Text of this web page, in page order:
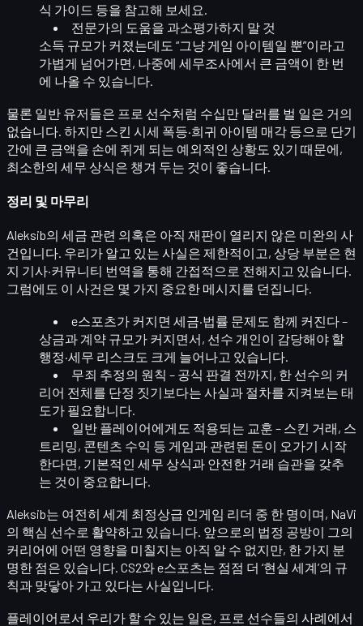
식 가이드 등을 참고해 보세요.
전문가의 도움을 과소평가하지 말 것
소득 규모가 커졌는데도 “그냥 게임 아이템일 뿐”이라고
가볍게 넘어가면, 나중에 세무조사에서 큰 금액이 한 번
에 나올 수 있습니다.
물론 일반 유저들은 프로 선수처럼 수십만 달러를 벌 일은 거의
없습니다. 하지만 스킨 시세 폭등·희귀 아이템 매각 등으로 단기
간에 큰 금액을 손에 쥐게 되는 예외적인 상황도 있기 때문에,
최소한의 세무 상식은 챙겨 두는 것이 좋습니다.
정리 및 마무리
Aleksib의 세금 관련 의혹은 아직 재판이 열리지 않은 미완의 사
건입니다. 우리가 알고 있는 사실은 제한적이고, 상당 부분은 현
지 기사·커뮤니티 번역을 통해 간접적으로 전해지고 있습니다.
그럼에도 이 사건은 몇 가지 중요한 메시지를 던집니다.
e스포츠가 커지면 세금·법률 문제도 함께 커진다–
상금과 계약 규모가 커지면서, 선수 개인이 감당해야 할
행정·세무 리스크도 크게 늘어나고 있습니다.
무죄 추정의 원칙 – 공식 판결 전까지, 한 선수의 커
리어 전체를 단정 짓기보다는 사실과 절차를 지켜보는 태
도가 필요합니다.
일반 플레이어에게도 적용되는 교훈 – 스킨 거래, 스
트리밍, 콘텐츠 수익 등 게임과 관련된 돈이 오가기 시작
한다면, 기본적인 세무 상식과 안전한 거래 습관을 갖추
는 것이 중요합니다.
Aleksib는 여전히 세계 최정상급 인게임 리더 중 한 명이며, NaVi
의 핵심 선수로 활약하고 있습니다. 앞으로의 법정 공방이 그의
커리어에 어떤 영향을 미칠지는 아직 알 수 없지만, 한 가지 분
명한 점은 있습니다. CS2와 e스포츠는 점점 더 ‘현실 세계’의 규
칙과 맞닿아 가고 있다는 사실입니다.
플레이어로서 우리가 할 수 있는 일은, 프로 선수들의 사례에서